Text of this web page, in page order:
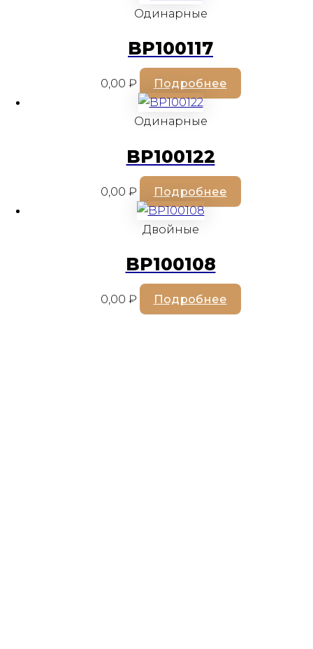
Одинарные
BP100117
0,00 ₽ Подробнее
Одинарные
BP100122
0,00 ₽ Подробнее
Двойные
BP100108
0,00 ₽ Подробнее